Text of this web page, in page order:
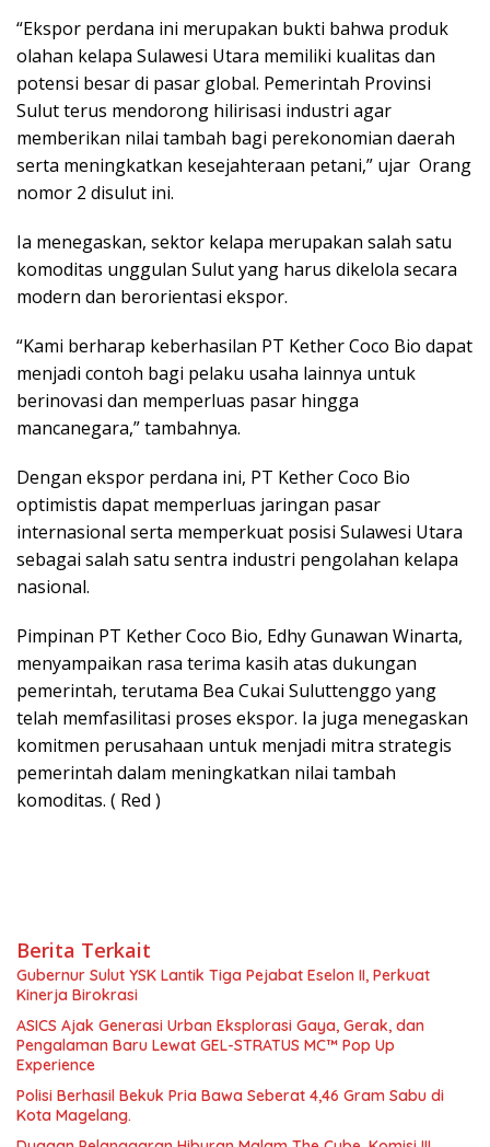
‎‎“Ekspor perdana ini merupakan bukti bahwa produk
olahan kelapa Sulawesi Utara memiliki kualitas dan
potensi besar di pasar global. Pemerintah Provinsi
Sulut terus mendorong hilirisasi industri agar
memberikan nilai tambah bagi perekonomian daerah
serta meningkatkan kesejahteraan petani,” ujar Orang
nomor 2 disulut ini.
‎Ia menegaskan, sektor kelapa merupakan salah satu
komoditas unggulan Sulut yang harus dikelola secara
modern dan berorientasi ekspor.
‎‎“Kami berharap keberhasilan PT Kether Coco Bio dapat
menjadi contoh bagi pelaku usaha lainnya untuk
berinovasi dan memperluas pasar hingga
mancanegara,” tambahnya.
‎‎Dengan ekspor perdana ini, PT Kether Coco Bio
optimistis dapat memperluas jaringan pasar
internasional serta memperkuat posisi Sulawesi Utara
sebagai salah satu sentra industri pengolahan kelapa
nasional.
‎‎Pimpinan PT Kether Coco Bio, Edhy Gunawan Winarta,
menyampaikan rasa terima kasih atas dukungan
pemerintah, terutama Bea Cukai Suluttenggo yang
telah memfasilitasi proses ekspor. Ia juga menegaskan
komitmen perusahaan untuk menjadi mitra strategis
pemerintah dalam meningkatkan nilai tambah
komoditas. ( Red )
Berita Terkait
Gubernur Sulut YSK Lantik Tiga Pejabat Eselon II, Perkuat
Kinerja Birokrasi
ASICS Ajak Generasi Urban Eksplorasi Gaya, Gerak, dan
Pengalaman Baru Lewat GEL-STRATUS MC™ Pop Up
Experience
Polisi Berhasil Bekuk Pria Bawa Seberat 4,46 Gram Sabu di
Kota Magelang.